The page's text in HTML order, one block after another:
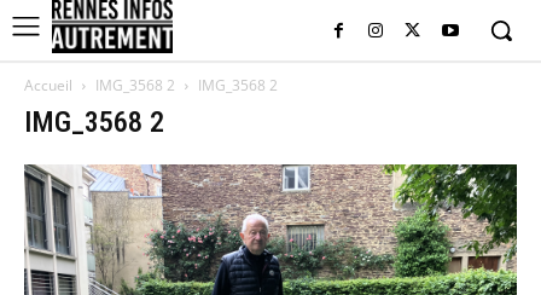
Accueil IMG_3568 2 IMG_3568 2
IMG_3568 2